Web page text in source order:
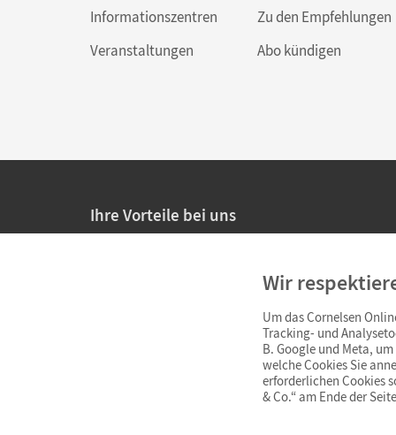
Informationszentren
Veranstaltungen
Zu den Empfehlungen
Abo kündigen
Ihre Vorteile bei uns
Persönliche Angebote für Lehrkräfte
Sicheres Einkaufen mit SSL-Verschlüsselung
Widerrufsfristvon 4 Wochen
Schnelle und einfache Retourenabwicklung
Wir
Um das Cornelsen
Tracking- und
B. Google und Meta,
welche Cookies Sie
erforderlichen Cookies
& Co.“ am Ende der